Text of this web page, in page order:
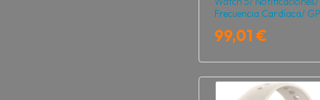
Frecuencia Cardíaca/
99,01 €